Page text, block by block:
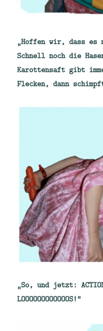
„Hoffen wir, dass
Schnell noch die
Karottensaft gibt
Flecken, dann
„So, und jetzt:
LOOOOOOOOOOOOS!“